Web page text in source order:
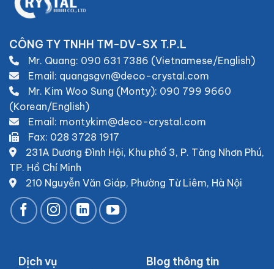
CÔNG TY TNHH TM-DV-SX T.P.L
Mr. Quang: 090 631 7386 (Vietnamese/English)
Email: quangsgvn@deco-crystal.com
Mr. Kim Woo Sung (Monty): 090 799 9660
(Korean/English)
Email: montykim@deco-crystal.com
Fax: 028 3728 1917
231A Dương Đình Hội, Khu phố 3, P. Tăng Nhơn Phú,
TP. Hồ Chí Minh
210 Nguyễn Văn Giáp, Phường Từ Liêm, Hà Nội
Dịch vụ Blog thông tin